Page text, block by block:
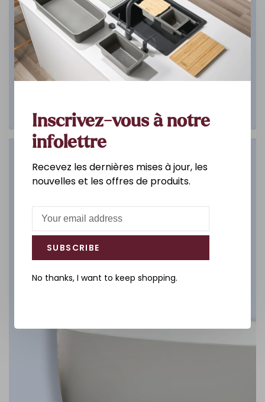
Inscrivez-vous à notre
infolettre
Recevez les dernières mises à jour, les
nouvelles et les offres de produits.
SUBSCRIBE
No thanks, I want to keep shopping.